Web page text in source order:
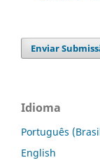
Enviar
Idioma
Português
English